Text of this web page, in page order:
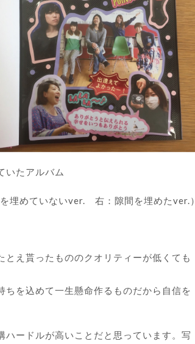
いたアルバム
埋めていないver. 右：隙間を埋めたver.）
え貰ったもののクオリティーが低くても
を込めて一生懸命作るものだから自信を
ードルが高いことだと思っています。写